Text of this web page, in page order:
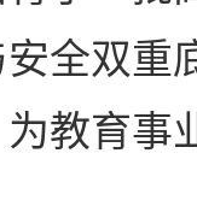
全双重
教育事